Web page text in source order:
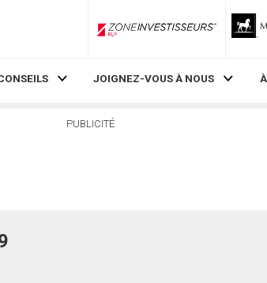
ZoneInvestisseurs RLP
JOIGNEZ-VOUS À NOUS
PUBLICITÉ